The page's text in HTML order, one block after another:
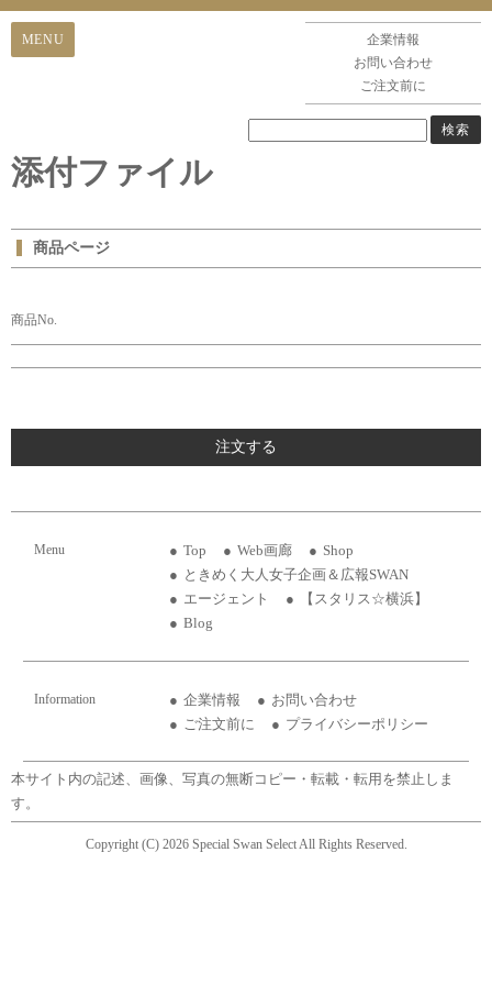
企業情報
お問い合わせ
ご注文前に
添付ファイル
商品ページ
商品No.
注文する
Menu Top Web画廊
Shop
ときめく大人女子企画＆広報SWAN
エージェント
【スタリス☆横浜】
Blog
Information 企業情報
お問い合わせ
ご注文前に
プライバシーポリシー
本サイト内の記述、画像、写真の無断コピー・転載・転用を禁止しま
す。
Copyright (C) 2026 Special Swan Select All Rights Reserved.